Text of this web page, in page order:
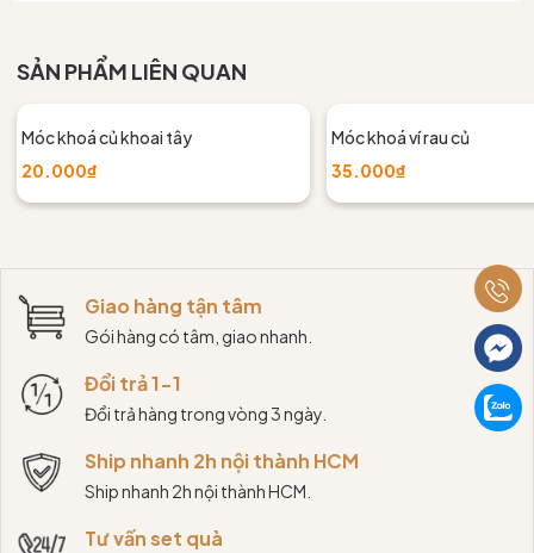
SẢN PHẨM LIÊN QUAN
Móc khoá củ khoai tây
20.000₫
Móc khoá ví rau củ
35.000₫
Giao hàng tận tâm
Gói hàng có tâm, giao nhanh.
Đổi trả 1-1
Đổi trả hàng trong vòng 3 ngày.
Ship nhanh 2h nội thành HCM
Ship nhanh 2h nội thành HCM.
Tư vấn set quà